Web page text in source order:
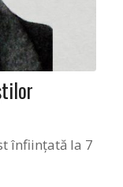
înfiinţată la 7